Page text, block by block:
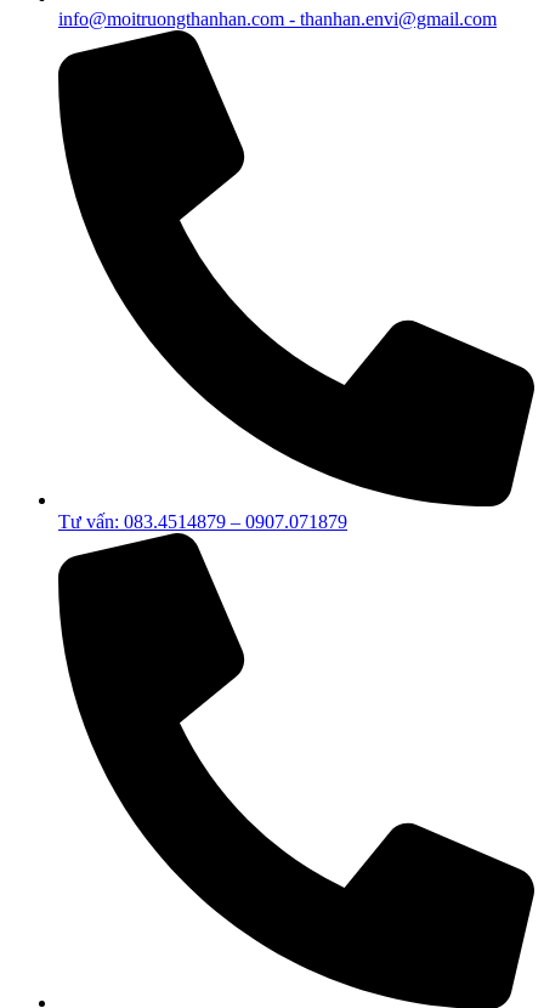
info@moitruongthanhan.com - thanhan.envi@gmail.com
Tư vấn: 083.4514879 – 0907.071879